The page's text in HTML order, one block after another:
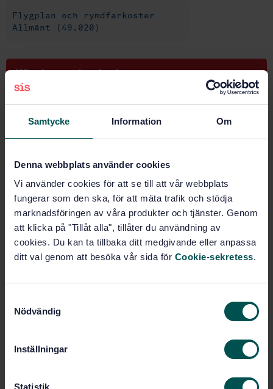
Samtycke Information Om
Denna webbplats använder cookies
Vi använder cookies för att se till att vår webbplats
fungerar som den ska, för att mäta trafik och stödja
marknadsföringen av våra produkter och tjänster. Genom
att klicka på "Tillåt alla", tillåter du användning av
cookies. Du kan ta tillbaka ditt medgivande eller anpassa
ditt val genom att besöka vår sida för Cookie-sekretess.
Nödvändig
Inställningar
Statistik
Flygplan och rymdfarkoster
Allmänt (49.020)
Köp denna standard
STANDARD
SVENSK STANDARD · SS-EN 9300-014:2013
Aerospace series - LOTAR - LOng Term Archiving and
such as 3D, CAD and PDM data - Part 014: Reference
Prenumerera på standarden - Läs mer
Pris:
Lägg i varukorgen